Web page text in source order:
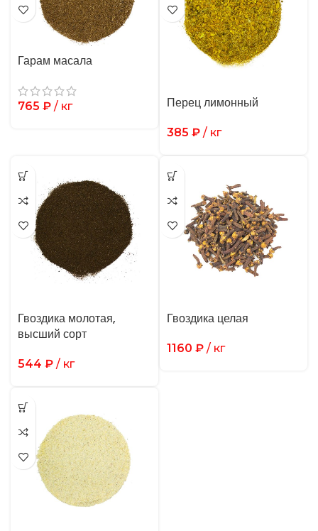
Гарам масала
765 ₽ / кг Перец лимонный
385 ₽ / кг
Гвоздика молотая,
высший сорт
544 ₽ / кг
Гвоздика целая
1160 ₽ / кг